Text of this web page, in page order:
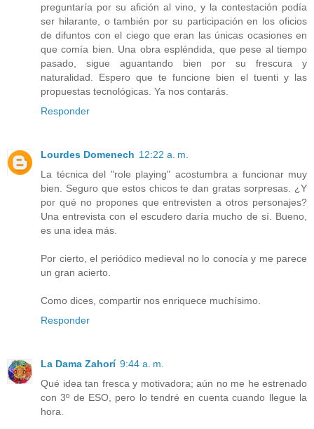
preguntaría por su afición al vino, y la contestación podía
ser hilarante, o también por su participación en los oficios
de difuntos con el ciego que eran las únicas ocasiones en
que comía bien. Una obra espléndida, que pese al tiempo
pasado, sigue aguantando bien por su frescura y
naturalidad. Espero que te funcione bien el tuenti y las
propuestas tecnológicas. Ya nos contarás.
Responder
Lourdes Domenech 12:22 a. m.
La técnica del "role playing" acostumbra a funcionar muy
bien. Seguro que estos chicos te dan gratas sorpresas. ¿Y
por qué no propones que entrevisten a otros personajes?
Una entrevista con el escudero daría mucho de sí. Bueno,
es una idea más.
Por cierto, el periódico medieval no lo conocía y me parece
un gran acierto.
Como dices, compartir nos enriquece muchísimo.
Responder
La Dama Zahorí 9:44 a. m.
Qué idea tan fresca y motivadora; aún no me he estrenado
con 3º de ESO, pero lo tendré en cuenta cuando llegue la
hora.